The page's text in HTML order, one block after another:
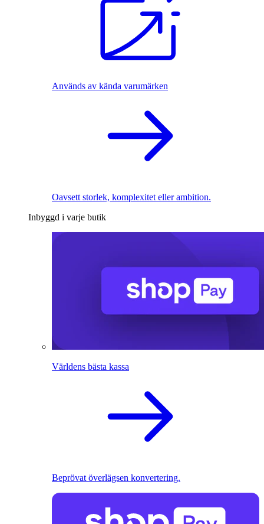
Används av kända varumärken
Oavsett storlek, komplexitet eller ambition.
Inbyggd i varje butik
Världens bästa kassa
Beprövat överlägsen konvertering.